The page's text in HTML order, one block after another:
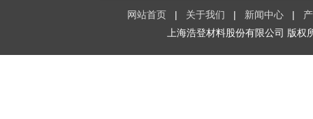
网站首页 | 关于我们 | 新闻中心 |
上海浩登材料股份有限公司 版权